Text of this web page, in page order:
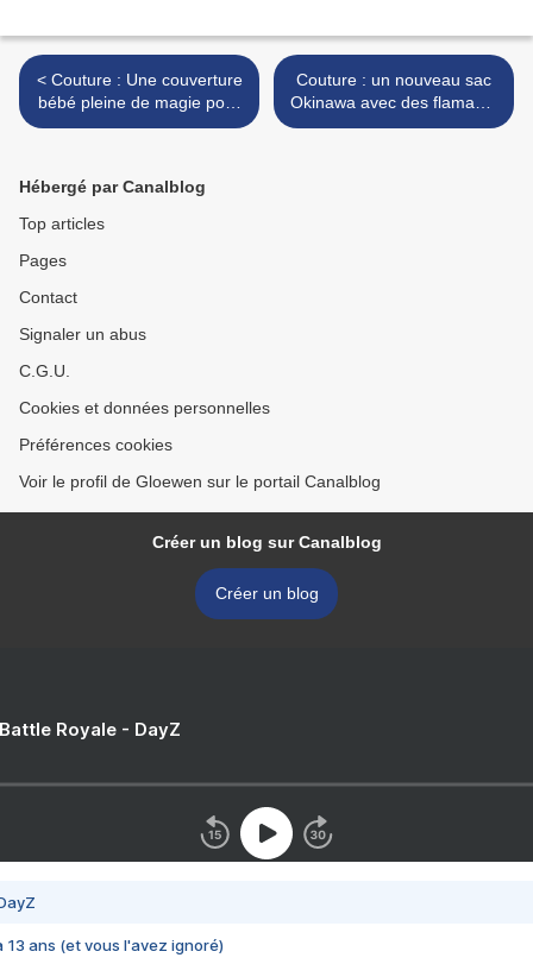
< Couture : Une couverture
bébé pleine de magie pour
Youen
Couture : un nouveau sac
Okinawa avec des flamants
roses >
Hébergé par Canalblog
Top articles
Pages
Contact
Signaler un abus
C.G.U.
Cookies et données personnelles
Préférences cookies
Voir le profil de Gloewen sur le portail Canalblog
Créer un blog sur Canalblog
Créer un blog
Royale - DayZ
13 ans (et vous l'avez ignoré)